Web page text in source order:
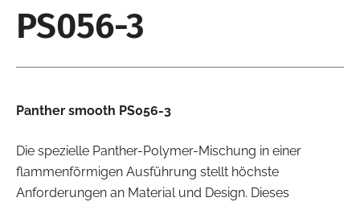
PS056-3
Panther smooth PS056-3
Die spezielle Panther-Polymer-Mischung in einer
flammenförmigen Ausführung stellt höchste
Anforderungen an Material und Design. Dieses